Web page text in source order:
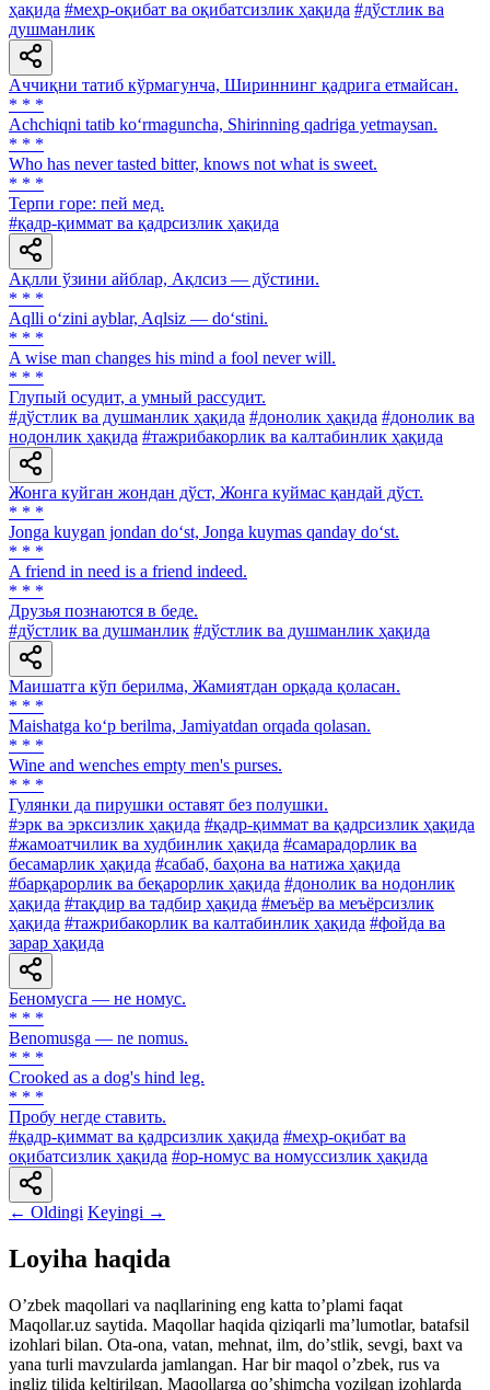
ҳақида #меҳр-оқибат ва оқибатсизлик ҳақида #дўстлик ва
душманлик
Аччиқни татиб кўрмагунча, Шириннинг қадрига етмайсан.
* * *
Achchiqni tatib ko‘rmaguncha, Shirinning qadriga yetmaysan.
* * *
Who has never tasted bitter, knows not what is sweet.
* * *
Терпи горе: пей мед.
#қадр-қиммат ва қадрсизлик ҳақида
Ақлли ўзини айблар, Ақлсиз — дўстини.
* * *
Aqlli o‘zini ayblar, Aqlsiz — do‘stini.
* * *
A wise man changes his mind a fool never will.
* * *
Глупый осудит, a умный рассудит.
#дўстлик ва душманлик ҳақида #донолик ҳақида #донолик ва
нодонлик ҳақида #тажрибакорлик ва калтабинлик ҳақида
Жонга куйган жондан дўст, Жонга куймас қандай дўст.
* * *
Jonga kuygan jondan do‘st, Jonga kuymas qanday do‘st.
* * *
A friend in need is a friend indeed.
* * *
Друзья познаются в беде.
#дўстлик ва душманлик #дўстлик ва душманлик ҳақида
Маишатга кўп берилма, Жамиятдан орқада қоласан.
* * *
Maishatga ko‘p berilma, Jamiyatdan orqada qolasan.
* * *
Wine and wenches empty men's purses.
* * *
Гулянки да пирушки оставят без полушки.
#эрк ва эрксизлик ҳақида #қадр-қиммат ва қадрсизлик ҳақида
#жамоатчилик ва худбинлик ҳақида #самарадорлик ва
бесамарлик ҳақида #сабаб, баҳона ва натижа ҳақида
#барқарорлик ва беқарорлик ҳақида #донолик ва нодонлик
ҳақида #тақдир ва тадбир ҳақида #меъёр ва меъёрсизлик
ҳақида #тажрибакорлик ва калтабинлик ҳақида #фойда ва
зарар ҳақида
Беномусга — не номус.
* * *
Benomusga — ne nomus.
* * *
Crooked as a dog's hind leg.
* * *
Пробу негде ставить.
#қадр-қиммат ва қадрсизлик ҳақида #меҳр-оқибат ва
оқибатсизлик ҳақида #ор-номус ва номуссизлик ҳақида
← Oldingi Keyingi →
Loyiha haqida
Oʼzbek maqollari va naqllarining eng katta toʼplami faqat
Maqollar.uz saytida. Maqollar haqida qiziqarli maʼlumotlar, batafsil
izohlari bilan. Ota-ona, vatan, mehnat, ilm, doʼstlik, sevgi, baxt va
yana turli mavzularda jamlangan. Har bir maqol oʼzbek, rus va
ingliz tilida keltirilgan. Maqollarga qoʼshimcha yozilgan izohlarda